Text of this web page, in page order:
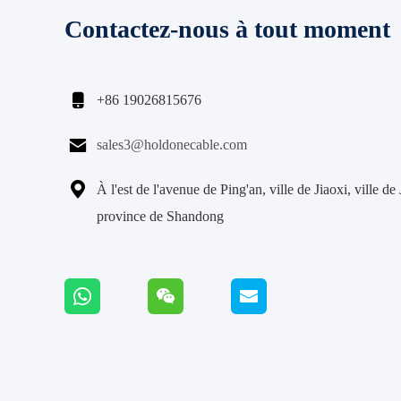
Contactez-nous à tout moment
 +86 19026815676
 sales3@holdonecable.com

À l'est de l'avenue de Ping'an, ville de Jiaoxi, ville de
province de Shandong